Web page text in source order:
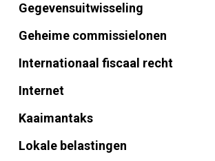
Gegevensuitwisseling
Geheime commissielonen
Internationaal fiscaal recht
Internet
Kaaimantaks
Lokale belastingen